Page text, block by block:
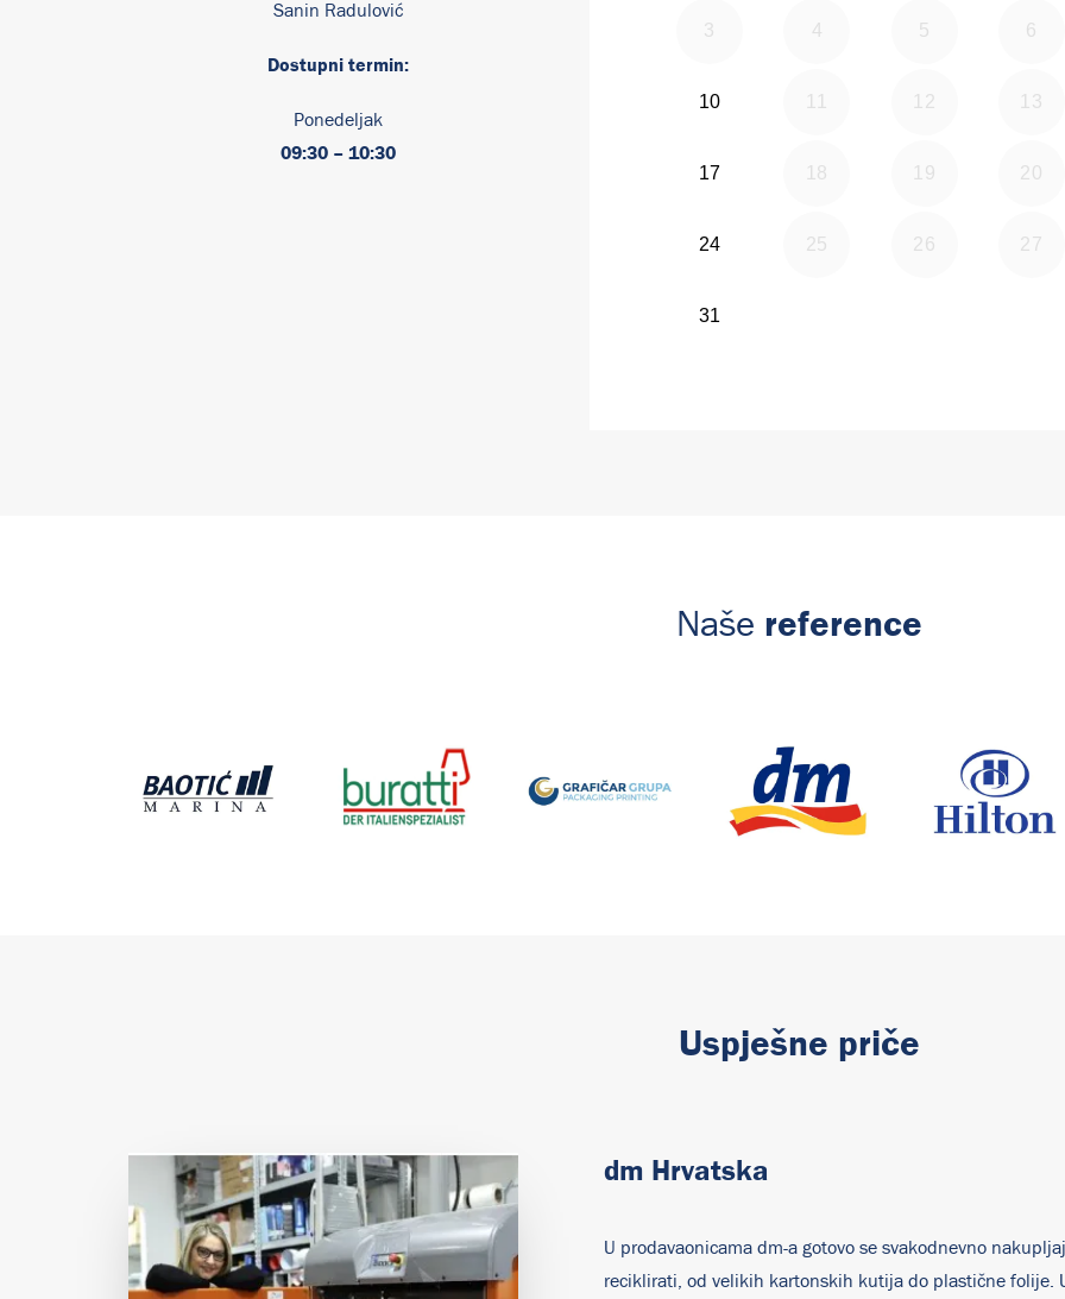
Sanin Radulović
Dostupni termin:
Ponedeljak
09:30 – 10:30
Naše reference
Uspješne priče
dm Hrvatska
U prodavaonicama dm-a gotovo se svakodnevno
reciklirati, od velikih kartonskih kutija do plastične folije.